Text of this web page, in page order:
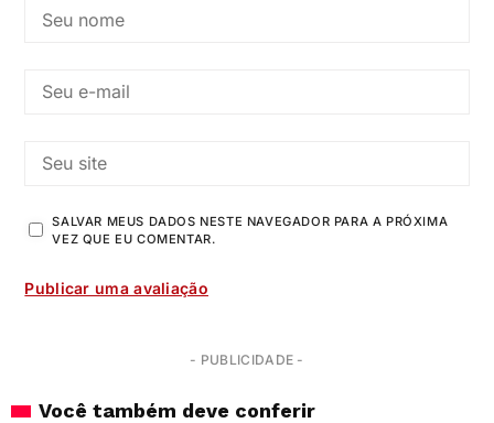
SALVAR MEUS DADOS NESTE NAVEGADOR PARA A PRÓXIMA
VEZ QUE EU COMENTAR.
- PUBLICIDADE -
Você também deve conferir